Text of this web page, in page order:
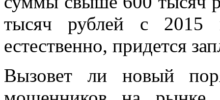
тысяч рублей с 2015
естественно, придется
Вызовет ли новый